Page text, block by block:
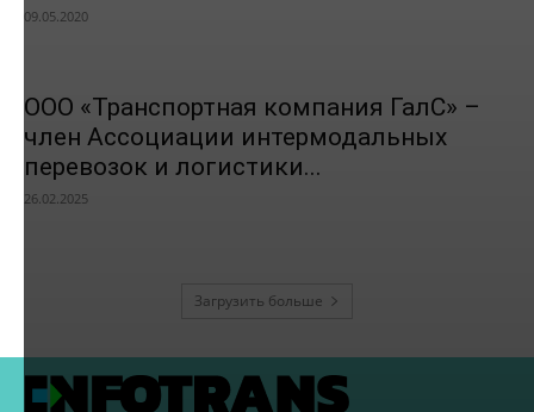
09.05.2020
ООО «Транспортная компания ГалС» –
член Ассоциации интермодальных
перевозок и логистики...
26.02.2025
Загрузить больше